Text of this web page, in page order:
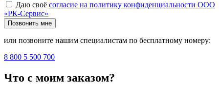
Даю своё согласие на политику конфиденциальности ООО
«РК-Сервис»
Позвонить мне
или позвоните нашим специалистам по бесплатному номеру:
8 800 5 500 700
Что с моим заказом?